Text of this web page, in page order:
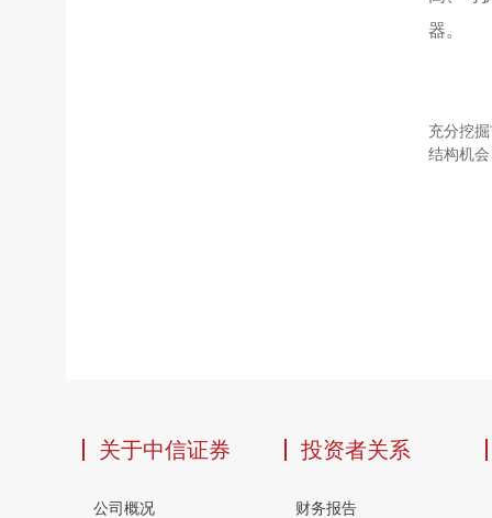
器。
充分挖
结构机会
关于中信证券
公司概况
投资者关系
财务报告